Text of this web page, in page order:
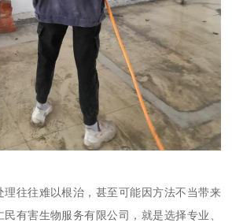
理往往难以根治，甚至可能因方法不当带来
有害生物服务有限公司，就是选择专业、